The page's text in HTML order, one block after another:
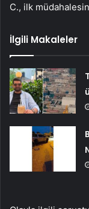
C., ilk
İlgili Makaleler